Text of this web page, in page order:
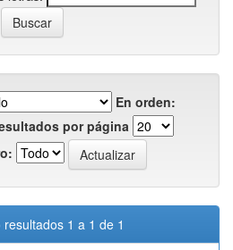
En orden:
por página
1 a 1 de 1